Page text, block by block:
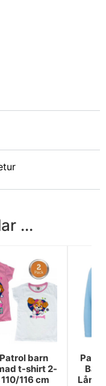
...
barn
t-shirt 2-
116 cm
Paw